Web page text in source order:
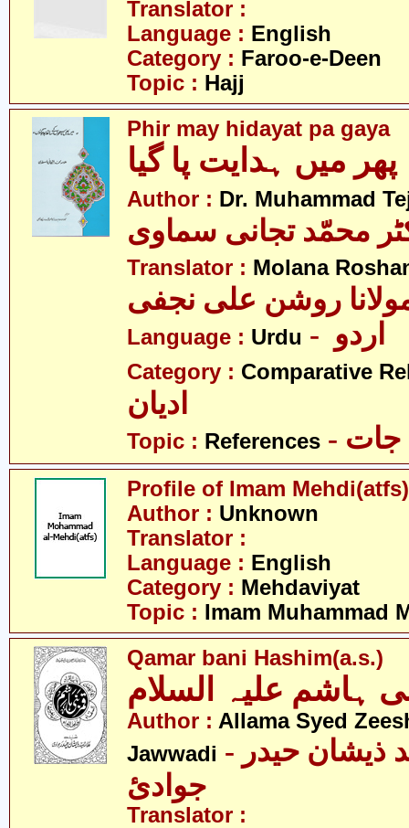
Translator :
Language : English
Category : Faroo-e-Deen
Topic : Hajj
Phir may hidayat pa gaya
پھر میں ہدایت پا گیا
Author : Dr. Muhammad
محمّد تجانی سماوی
Translator : Molana
روشن علی نجفی
Language : Urdu
Category : Comparative
ادیان
Topic : References جات
Profile of Imam Mehdi(atfs)
Author : Unknown
Translator :
Language : English
Category : Mehdaviyat
Topic : Imam Muhammad
Qamar bani Hashim(a.s.)
ہاشم علیہ السلام
Author : Allama Syed
Jawwadi - علامہ سیّد ذیشان حیدر
جوادئ
Translator :